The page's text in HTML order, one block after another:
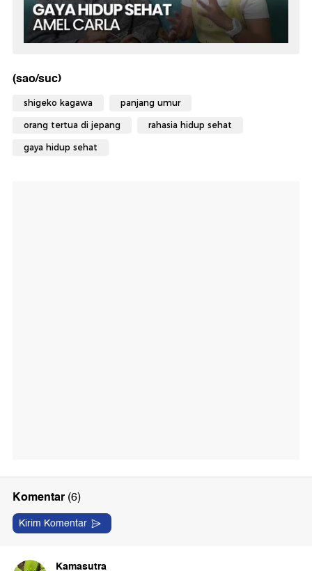
(sao/suc)
shigeko kagawa panjang umur
orang tertua di jepang rahasia hidup sehat
gaya hidup sehat